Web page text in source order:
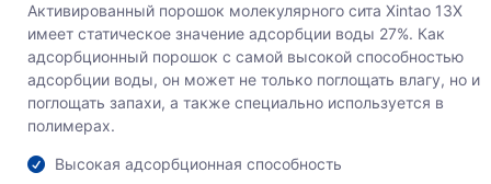
Активированный порошок молекулярного сита Xintao 13X
имеет статическое значение адсорбции воды 27%. Как
адсорбционный порошок с самой высокой способностью
адсорбции воды, он может не только поглощать влагу, но и
поглощать запахи, а также специально используется в
полимерах.
Высокая адсорбционная способность